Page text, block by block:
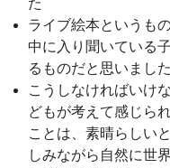
た
ライブ絵本というも
中に入り聞いている
るものだと思いました
こうしなければいけ
どもが考えて感じら
ことは、素晴らしい
しみながら自然に世